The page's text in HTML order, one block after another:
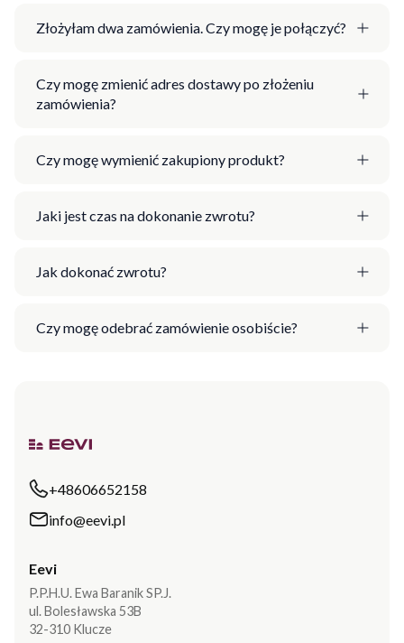
Złożyłam dwa zamówienia. Czy mogę je połączyć?
Czy mogę zmienić adres dostawy po złożeniu
zamówienia?
Czy mogę wymienić zakupiony produkt?
Jaki jest czas na dokonanie zwrotu?
Jak dokonać zwrotu?
Czy mogę odebrać zamówienie osobiście?
+48606652158
info@eevi.pl
Eevi
P.P.H.U. Ewa Baranik SP.J.
ul. Bolesławska 53B
32-310 Klucze